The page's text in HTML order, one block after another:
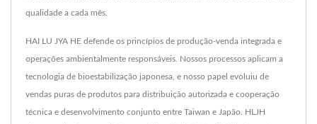
qualidade a cada mês.
HAI LU JYA HE defende os princípios de produção-venda integrada e
operações ambientalmente responsáveis. Nossos processos aplicam a
tecnologia de bioestabilização japonesa, e nosso papel evoluiu de
vendas puras de produtos para distribuição autorizada e cooperação
técnica e desenvolvimento conjunto entre Taiwan e Japão. HLJH